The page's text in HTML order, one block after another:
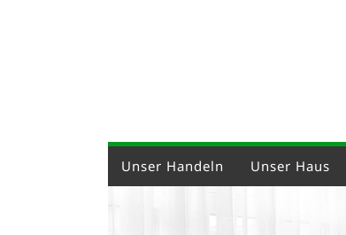
Unser Handeln Unser Haus